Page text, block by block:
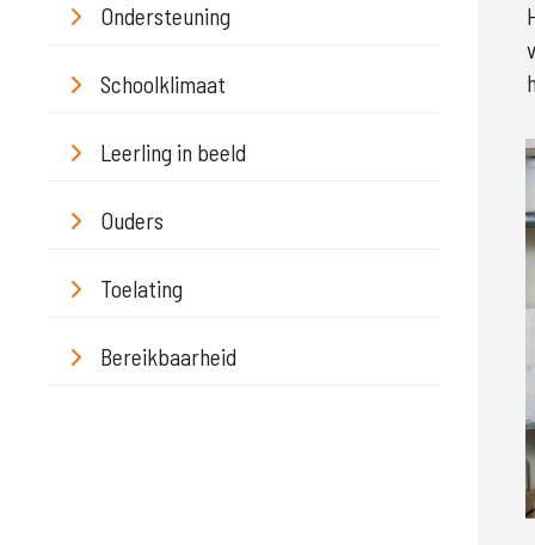
Ondersteuning
Schoolklimaat
Leerling in beeld
Ouders
Toelating
Bereikbaarheid